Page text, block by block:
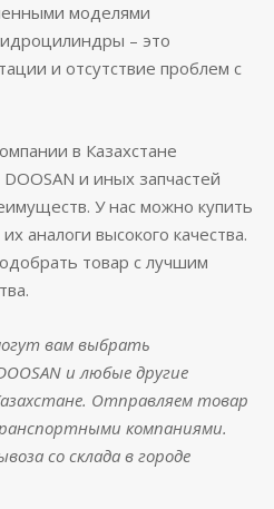
моделями
– это
и отсутствие проблем с
в Казахстане
и иных запчастей
У нас можно купить
аналоги высокого качества.
товар с лучшим
вам выбрать
и любые другие
Отправляем товар
компаниями.
со склада в городе